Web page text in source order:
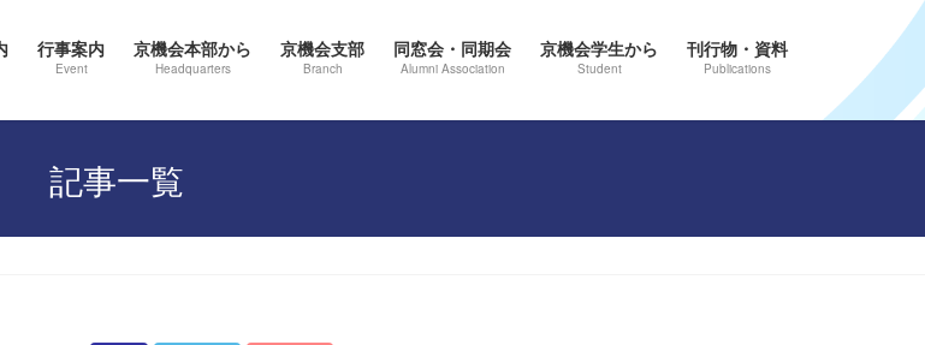
行事案内
Event
京機会本部から
Headquarters
京機会支部
Branch
同窓会・同期会
Alumni Association
京機会学生から
Student
刊行物・資料
Publications
記事一覧